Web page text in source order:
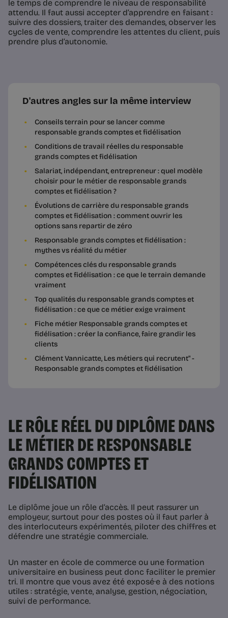
le temps de comprendre le niveau de responsabilité
attendu. Il faut aussi accepter d’apprendre en faisant :
suivre des dossiers, traiter des demandes, observer les
cycles de vente, comprendre les attentes du client, puis
prendre plus d’autonomie.
D'autres angles sur la même interview
Conseils terrain pour se lancer comme
responsable grands comptes et fidélisation
Conditions de travail réelles du responsable
grands comptes et fidélisation
Salariat, indépendant, entrepreneur : quel modèle
choisir pour le métier de responsable grands
comptes et fidélisation ?
Évolutions de carrière du responsable grands
comptes et fidélisation : comment ouvrir les
options sans repartir de zéro
Responsable grands comptes et fidélisation :
mythes vs réalité du métier
Compétences clés du responsable grands
comptes et fidélisation : ce que le terrain demande
vraiment
Top qualités du responsable grands comptes et
fidélisation : ce que ce métier exige vraiment
Fiche métier Responsable grands comptes et
fidélisation : créer la confiance, faire grandir les
clients
Clément Vannicatte, Les métiers qui recrutent" -
Responsable grands comptes et fidélisation
LE RÔLE RÉEL DU DIPLÔME DANS
LE MÉTIER DE RESPONSABLE
GRANDS COMPTES ET
FIDÉLISATION
Le diplôme joue un rôle d’accès. Il peut rassurer un
employeur, surtout pour des postes où il faut parler à
des interlocuteurs expérimentés, piloter des chiffres et
défendre une stratégie commerciale.
Un master en école de commerce ou une formation
universitaire en business peut donc faciliter le premier
tri. Il montre que vous avez été exposé·e à des notions
utiles : stratégie, vente, analyse, gestion, négociation,
suivi de performance.